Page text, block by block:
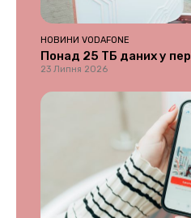
НОВИНИ VODAFONE
Понад 25 ТБ даних у
23 Липня 2026